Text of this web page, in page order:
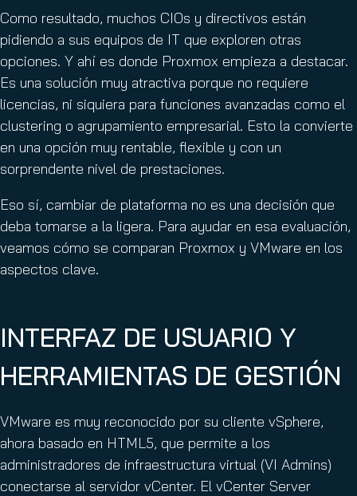
Como resultado, muchos CIOs y directivos están
pidiendo a sus equipos de IT que exploren otras
opciones. Y ahí es donde Proxmox empieza a destacar.
Es una solución muy atractiva porque no requiere
licencias, ni siquiera para funciones avanzadas como el
clustering o agrupamiento empresarial. Esto la convierte
en una opción muy rentable, flexible y con un
sorprendente nivel de prestaciones.
Eso sí, cambiar de plataforma no es una decisión que
deba tomarse a la ligera. Para ayudar en esa evaluación,
veamos cómo se comparan Proxmox y VMware en los
aspectos clave.
INTERFAZ DE USUARIO Y
HERRAMIENTAS DE GESTIÓN
VMware es muy reconocido por su cliente vSphere,
ahora basado en HTML5, que permite a los
administradores de infraestructura virtual (VI Admins)
conectarse al servidor vCenter. El vCenter Server